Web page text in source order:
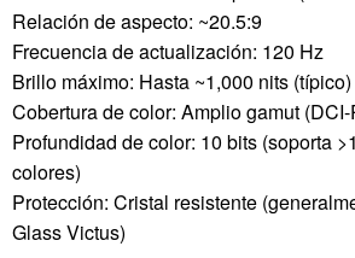
Relación de aspecto: ~20.5:9
Frecuencia de actualización: 120 Hz
Brillo máximo: Hasta ~1,000 nits (típico)
Cobertura de color: Amplio gamut (DCI-
Profundidad de color: 10 bits (soporta
colores)
Protección: Cristal resistente
Glass Victus)